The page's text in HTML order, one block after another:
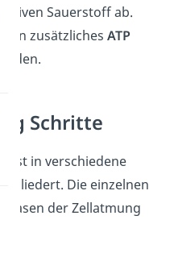
Sauerstoff ab.
zusätzliches ATP
Schritte
ist in verschiedene
gegliedert. Die einzelnen
der Zellatmung